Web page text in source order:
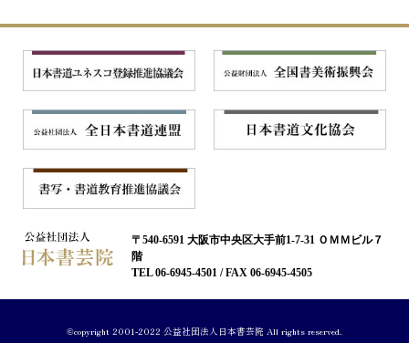
〒540-6591 大阪市中央区大手前1-7-31 ＯＭＭビル７
階
TEL 06-6945-4501 / FAX 06-6945-4505
©copyright 2001-2022 公益社団法人日本書芸院 All rights reserved.